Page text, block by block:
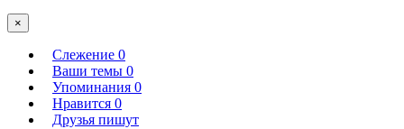
×
Слежение 0
Ваши темы 0
Упоминания 0
Нравится 0
Друзья пишут